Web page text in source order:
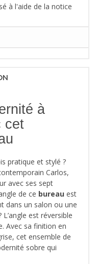
à l'aide de la notice
à
cet
pratique et stylé ?
Carlos,
avec ses sept
de ce bureau est
dans un salon ou une
est réversible
Avec sa finition en
cet ensemble de
sobre qui